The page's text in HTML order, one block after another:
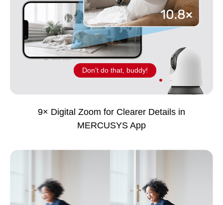
Don’t do that, buddy!
9× Digital Zoom for Clearer Details in
MERCUSYS App